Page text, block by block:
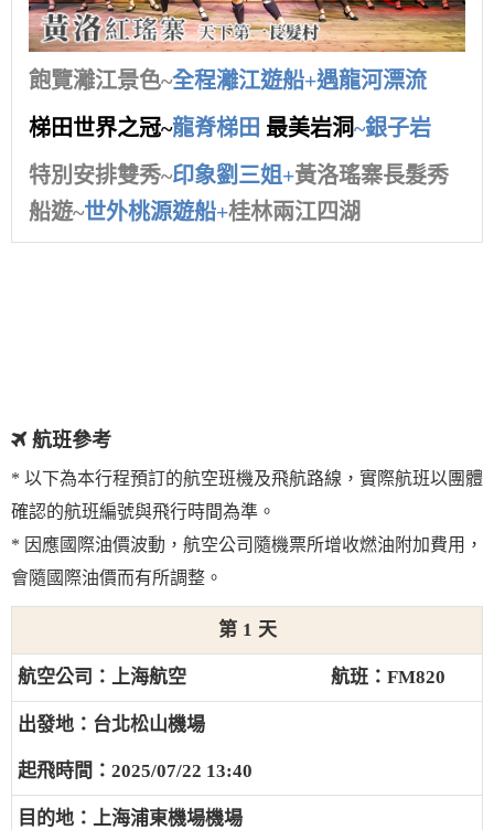
飽覽灕江景色~全程灕江遊船+遇龍河漂流
梯田世界之冠~龍脊梯田 最美岩洞~銀子岩
特別安排雙秀~印象劉三姐+黃洛瑤寨長髮秀
船遊~世外桃源遊船+桂林兩江四湖
航班參考
* 以下為本行程預訂的航空班機及飛航路線，實際航班以團體
確認的航班編號與飛行時間為準。
* 因應國際油價波動，航空公司隨機票所增收燃油附加費用，
會隨國際油價而有所調整。
1
上海航空 FM820
台北松山機場
2025/07/22 13:40
上海浦東機場機場